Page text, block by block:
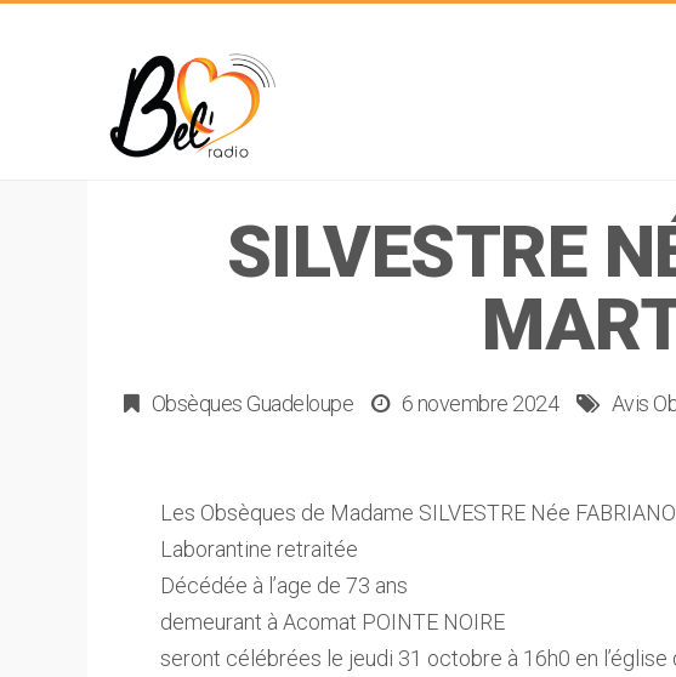
SILVESTRE
Obsèques Guadeloupe 6 novembre 2024 Avis
Les Obsèques de Madame SILVESTRE Née
Laborantine retraitée
Décédée à l’age de 73 ans
demeurant à Acomat POINTE NOIRE
seront célébrées le jeudi 31 octobre à 16h0 en l’église